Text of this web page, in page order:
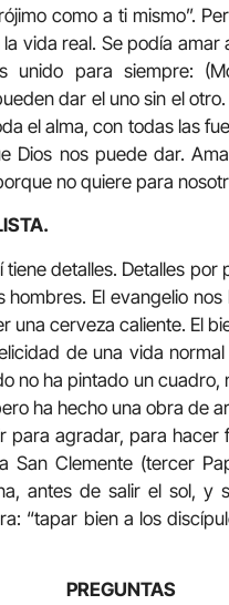
como a ti mismo”.
vida real. Se podía
unido para siempre:
dar el uno sin el
el alma, con todas las
Dios nos puede dar.
no quiere para
tiene detalles. Detalles
hombres. El evangelio
una cerveza caliente. El
de una vida
no ha pintado un
ha hecho una obra de
para agradar, para hacer
San Clemente (tercer
antes de salir el sol, y
“tapar bien a los
PREGUNTAS